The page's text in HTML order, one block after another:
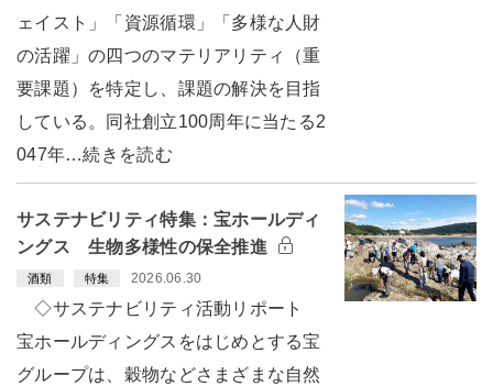
ェイスト」「資源循環」「多様な人財
の活躍」の四つのマテリアリティ（重
要課題）を特定し、課題の解決を目指
している。同社創立100周年に当たる2
047年…続きを読む
サステナビリティ特集：宝ホールディ
ングス 生物多様性の保全推進
酒類 特集 2026.06.30
◇サステナビリティ活動リポート
宝ホールディングスをはじめとする宝
グループは、穀物などさまざまな自然